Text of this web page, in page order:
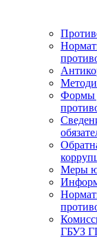
Формы
Меры
ГБУЗ